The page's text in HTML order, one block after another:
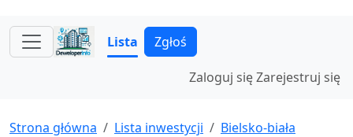
Lista Zgłoś
Zaloguj sięZarejestruj się
Strona główna Lista inwestycji
Bielsko-biała